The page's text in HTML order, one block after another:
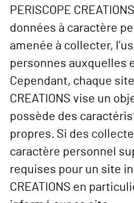
PERISCOPE
données à caractère
amenée à collecter,
personnes auxquelles
Cependant, chaque
CREATIONS vise un
possède des
propres. Si des
caractère personnel
requises pour un site
CREATIONS en